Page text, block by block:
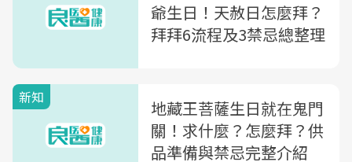
爺生日！天赦日怎麼拜？
拜拜6流程及3禁忌總整理
新知
地藏王菩薩生日就在鬼門
關！求什麼？怎麼拜？供
品準備與禁忌完整介紹